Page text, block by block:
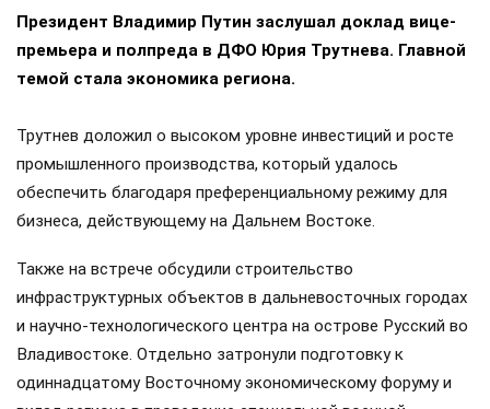
Президент Владимир Путин заслушал доклад вице-
премьера и полпреда в ДФО Юрия Трутнева. Главной
темой стала экономика региона.
Трутнев доложил о высоком уровне инвестиций и росте
промышленного производства, который удалось
обеспечить благодаря преференциальному режиму для
бизнеса, действующему на Дальнем Востоке.
Также на встрече обсудили строительство
инфраструктурных объектов в дальневосточных городах
и научно-технологического центра на острове Русский во
Владивостоке. Отдельно затронули подготовку к
одиннадцатому Восточному экономическому форуму и